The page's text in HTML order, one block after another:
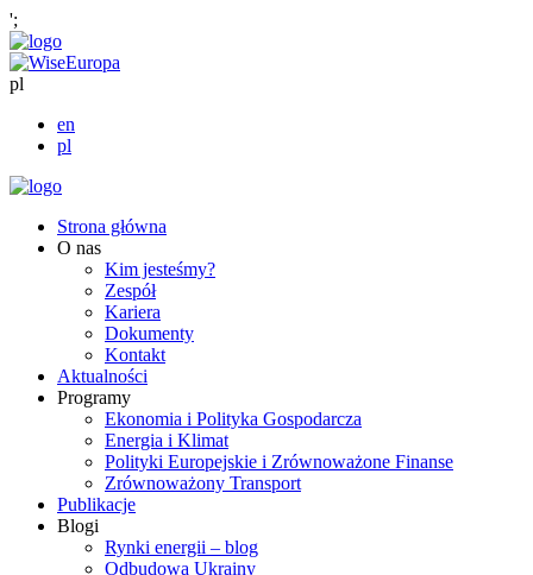
';
pl
en
pl
Strona główna
O nas
Kim jesteśmy?
Zespół
Kariera
Dokumenty
Kontakt
Aktualności
Programy
Ekonomia i Polityka Gospodarcza
Energia i Klimat
Polityki Europejskie i Zrównoważone Finanse
Zrównoważony Transport
Publikacje
Blogi
Rynki energii – blog
Odbudowa Ukrainy